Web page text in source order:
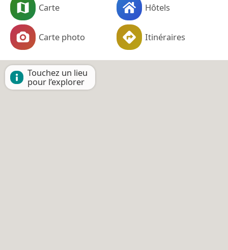
Carte Hôtels
Carte photo Itinéraires
Touchez un lieu
pour l’explorer